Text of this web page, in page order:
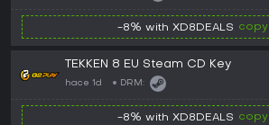
-8% with XD8DEALS copy
TEKKEN 8 EU Steam CD Key
hace 1d DRM:
-8% with XD8DEALS copy